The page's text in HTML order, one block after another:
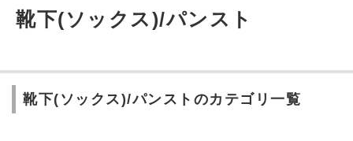
靴下(ソックス)/パンスト
靴下(ソックス)/パンストのカテゴリ一覧